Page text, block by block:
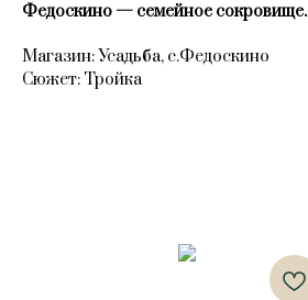
Федоскино — семейное сокровище.
Магазин: Усадьба, с.Федоскино
Сюжет: Тройка